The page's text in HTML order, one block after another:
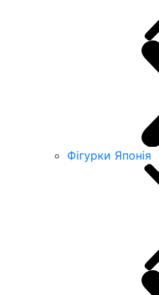
Фігурки Японія